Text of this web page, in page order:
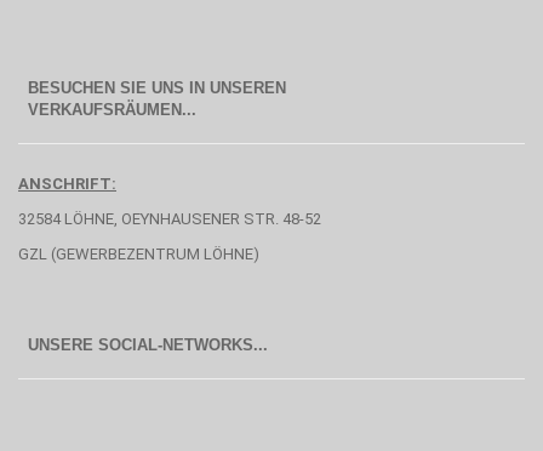
BESUCHEN SIE UNS IN UNSEREN
VERKAUFSRÄUMEN...
ANSCHRIFT:
32584 LÖHNE, OEYNHAUSENER STR. 48-52
GZL (GEWERBEZENTRUM LÖHNE)
UNSERE SOCIAL-NETWORKS...